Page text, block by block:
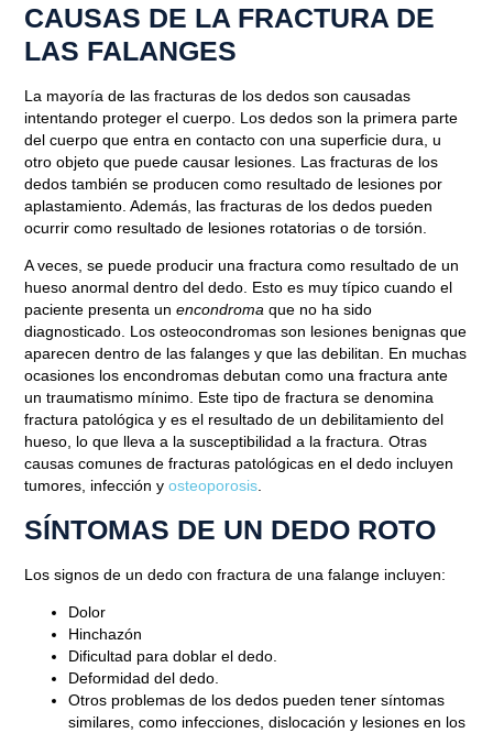
CAUSAS DE LA FRACTURA DE
LAS FALANGES
La mayoría de las fracturas de los dedos son causadas
intentando proteger el cuerpo. Los dedos son la primera parte
del cuerpo que entra en contacto con una superficie dura, u
otro objeto que puede causar lesiones. Las fracturas de los
dedos también se producen como resultado de lesiones por
aplastamiento. Además, las fracturas de los dedos pueden
ocurrir como resultado de lesiones rotatorias o de torsión.
A veces, se puede producir una fractura como resultado de un
hueso anormal dentro del dedo. Esto es muy típico cuando el
paciente presenta unencondroma que no ha sido
diagnosticado. Los osteocondromas son lesiones benignas que
aparecen dentro de las falanges y que las debilitan. En muchas
ocasiones los encondromas debutan como una fractura ante
un traumatismo mínimo. Este tipo de fractura se denomina
fractura patológica y es el resultado de un debilitamiento del
hueso, lo que lleva a la susceptibilidad a la fractura. Otras
causas comunes de fracturas patológicas en el dedo incluyen
tumores, infección yosteoporosis.
SÍNTOMAS DE UN DEDO ROTO
Los signos de un dedo con fractura de una falange incluyen:
Dolor
Hinchazón
Dificultad para doblar el dedo.
Deformidad del dedo.
Otros problemas de los dedos pueden tener síntomas
similares, como infecciones, dislocación y lesiones en los